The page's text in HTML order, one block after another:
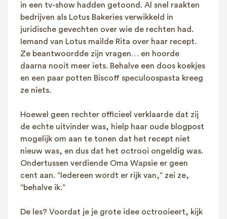
in een tv-show hadden getoond. Al snel raakten
bedrijven als Lotus Bakeries verwikkeld in
juridische gevechten over wie de rechten had.
Iemand van Lotus mailde Rita over haar recept.
Ze beantwoordde zijn vragen… en hoorde
daarna nooit meer iets. Behalve een doos koekjes
en een paar potten Biscoff speculoospasta kreeg
ze niets.
Hoewel geen rechter officieel verklaarde dat zij
de echte uitvinder was, hielp haar oude blogpost
mogelijk om aan te tonen dat het recept niet
nieuw was, en dus dat het octrooi ongeldig was.
Ondertussen verdiende Oma Wapsie er geen
cent aan. “Iedereen wordt er rijk van,” zei ze,
“behalve ik.”
De les? Voordat je je grote idee octrooieert, kijk